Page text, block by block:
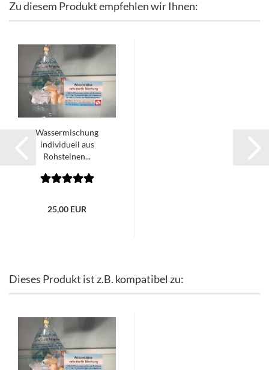
Zu diesem Produkt empfehlen wir Ihnen:
Wassermischung
individuell aus
Rohsteinen...
25,00 EUR
Dieses Produkt ist z.B. kompatibel zu: